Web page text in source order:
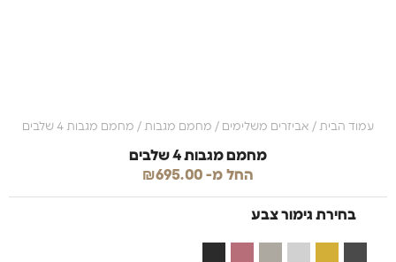
עמוד הבית / אביזרים משלימים / מחמם מגבות / מחמם מגבות 4 שלבים
מחמם מגבות 4 שלבים
החל מ-
₪695.00
בחירת גימור צבע